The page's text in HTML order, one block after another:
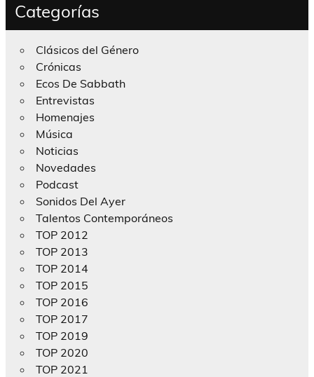
Categorías
Clásicos del Género
Crónicas
Ecos De Sabbath
Entrevistas
Homenajes
Música
Noticias
Novedades
Podcast
Sonidos Del Ayer
Talentos Contemporáneos
TOP 2012
TOP 2013
TOP 2014
TOP 2015
TOP 2016
TOP 2017
TOP 2019
TOP 2020
TOP 2021